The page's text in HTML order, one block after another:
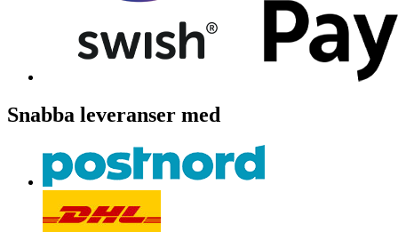
Snabba leveranser med